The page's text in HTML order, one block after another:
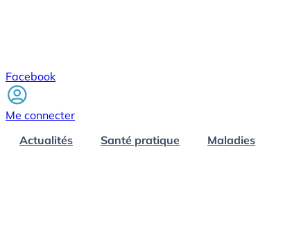
Facebook
Me connecter
Actualités
Santé pratique Maladies